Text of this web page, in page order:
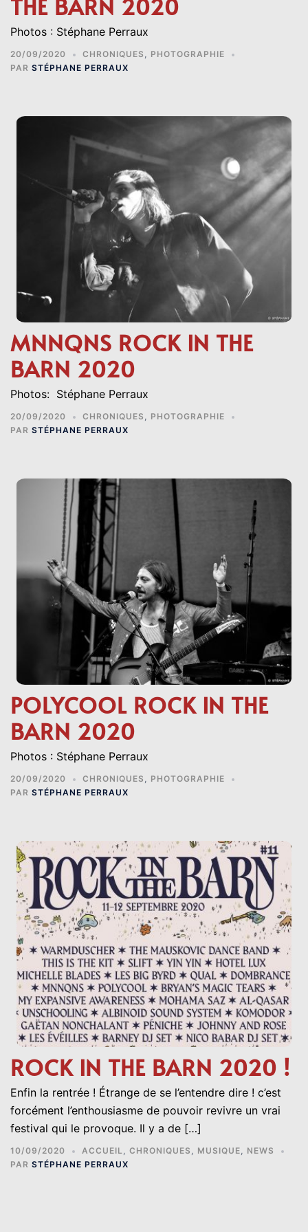
THE BARN 2020
Photos : Stéphane Perraux
20/09/2020 CHRONIQUES , PHOTOGRAPHIE
PAR STÉPHANE PERRAUX
MNNQNS ROCK IN THE
BARN 2020
Photos: Stéphane Perraux
20/09/2020 CHRONIQUES , PHOTOGRAPHIE
PAR STÉPHANE PERRAUX
POLYCOOL ROCK IN THE
BARN 2020
Photos : Stéphane Perraux
20/09/2020 CHRONIQUES , PHOTOGRAPHIE
PAR STÉPHANE PERRAUX
ROCK IN THE BARN 2020 !
Enfin la rentrée ! Étrange de se l’entendre dire ! c’est
forcément l’enthousiasme de pouvoir revivre un vrai
festival qui le provoque. Il y a de […]
10/09/2020 ACCUEIL, CHRONIQUES , MUSIQUE, NEWS
PAR STÉPHANE PERRAUX